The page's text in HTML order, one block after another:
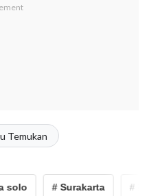
Temukan
# Surakarta #